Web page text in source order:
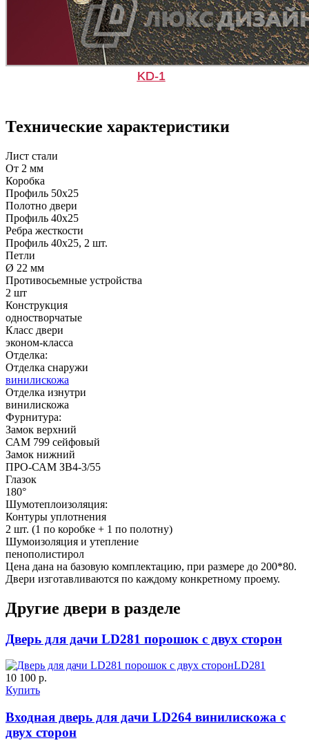
KD-1
Технические характеристики
Лист стали
От 2 мм
Коробка
Профиль 50х25
Полотно двери
Профиль 40х25
Ребра жесткости
Профиль 40х25, 2 шт.
Петли
Ø 22 мм
Противосьемные устройства
2 шт
Конструкция
одностворчатые
Класс двери
эконом-класса
Отделка:
Отделка снаружи
винилискожа
Отделка изнутри
винилискожа
Фурнитура:
Замок верхний
САМ 799 сейфовый
Замок нижний
ПРО-САМ ЗВ4-3/55
Глазок
180°
Шумотеплоизоляция:
Контуры уплотнения
2 шт. (1 по коробке + 1 по полотну)
Шумоизоляция и утепление
пенополистирол
Цена дана на базовую комплектацию, при размере до 200*80.
Двери изготавливаются по каждому конкретному проему.
Другие двери в разделе
Дверь для дачи LD281 порошок с двух сторон
LD281
10 100 р.
Купить
Входная дверь для дачи LD264 винилискожа с
двух сторон